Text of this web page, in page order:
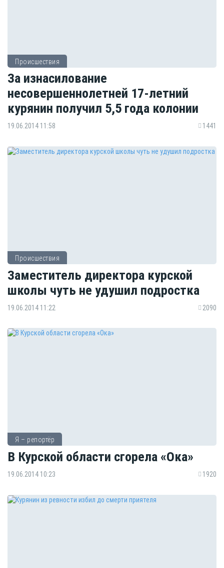
Происшествия
За изнасилование
несовершеннолетней 17-летний
курянин получил 5,5 года колонии
19.06.2014 11:58 1441
Происшествия
Заместитель директора курской
школы чуть не удушил подростка
19.06.2014 11:22 2090
Я – репортёр
В Курской области сгорела «Ока»
19.06.2014 10:23 1920